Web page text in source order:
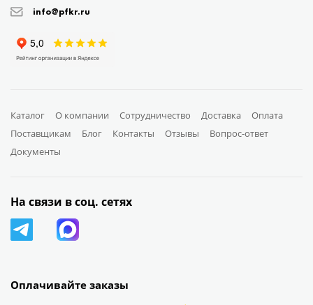
info@pfkr.ru
Каталог О компании Сотрудничество Доставка
Оплата
Поставщикам
Блог Контакты Отзывы
Вопрос-ответ
Документы
Оплачивайте заказы
На связи в соц. сетях